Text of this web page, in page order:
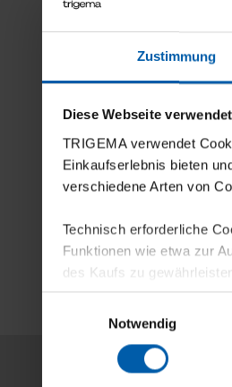
Zustimmung
Diese Webseite
TRIGEMA verwendet
Einkaufserlebnis bieten
verschiedene Arten von
Technisch erforderliche
Funktionen wie etwa zur
des Kaufs zu
Für die Darstellung
sowie für Marketing-,
personenbezogene
Notwendig